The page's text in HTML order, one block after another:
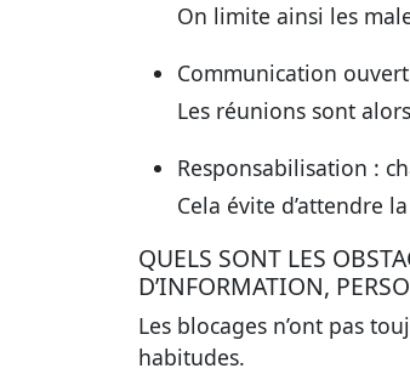
On limite ainsi les
Communication
Les réunions sont
Responsabilisation :
Cela évite d’attendre
QUELS SONT LES
D’INFORMATION,
Les blocages n’ont pas
habitudes.